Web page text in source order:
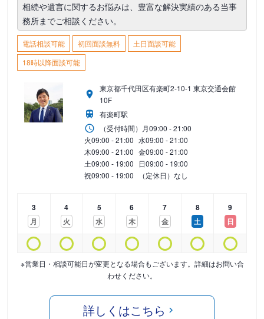
相続や遺言に関するお悩みは、豊富な解決実績のある当事
務所までご相談ください。
電話相談可能 初回面談無料
土日面談可能
18時以降面談可能
東京都千代田区有楽町2-10-1 東京交通会館
10F
有楽町駅
（受付時間） 月09:00 - 21:00
火09:00 - 21:00 水09:00 - 21:00
木09:00 - 21:00 金09:00 - 21:00
土09:00 - 19:00 日09:00 - 19:00
祝09:00 - 19:00 （定休日）なし
3
月
4
火
5
水
6
木
7
金
8
土
9
日
※営業日・相談可能日が変更となる場合もございます。詳細はお問い合
わせください。
詳しくはこちら